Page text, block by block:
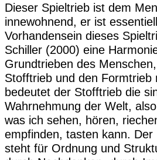
Dieser Spieltrieb ist dem
innewohnend, er ist
Vorhandensein dieses
Schiller (2000) eine
Grundtrieben des
Stofftrieb und den Formtrieb
bedeutet der Stofftrieb die
Wahrnehmung der Welt,
was ich sehen, hören,
empfinden, tasten kann. Der
steht für Ordnung und